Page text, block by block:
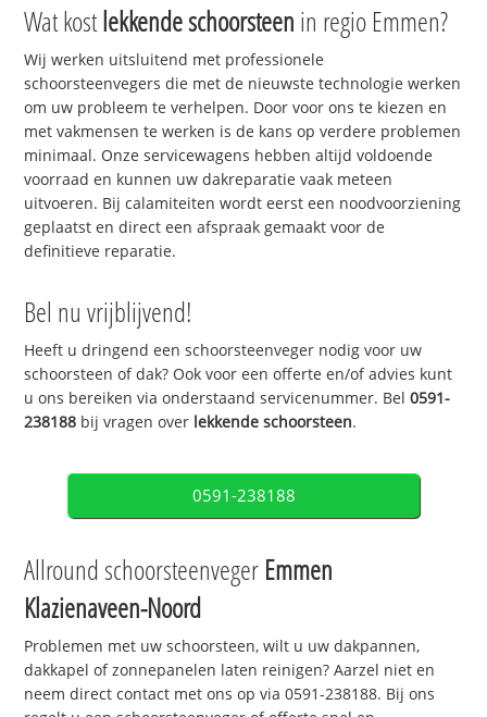
Wat kostlekkende schoorsteen in regio Emmen?
Wij werken uitsluitend met professionele
schoorsteenvegers die met de nieuwste technologie werken
om uw probleem te verhelpen. Door voor ons te kiezen en
met vakmensen te werken is de kans op verdere problemen
minimaal. Onze servicewagens hebben altijd voldoende
voorraad en kunnen uw dakreparatie vaak meteen
uitvoeren. Bij calamiteiten wordt eerst een noodvoorziening
geplaatst en direct een afspraak gemaakt voor de
definitieve reparatie.
Bel nu vrijblijvend!
Heeft u dringend een schoorsteenveger nodig voor uw
schoorsteen of dak? Ook voor een offerte en/of advies kunt
u ons bereiken via onderstaand servicenummer. Bel0591-
238188 bij vragen over lekkende schoorsteen.
0591-238188
Allround schoorsteenveger Emmen
Klazienaveen-Noord
Problemen met uw schoorsteen, wilt u uw dakpannen,
dakkapel of zonnepanelen laten reinigen? Aarzel niet en
neem direct contact met ons op via 0591-238188. Bij ons